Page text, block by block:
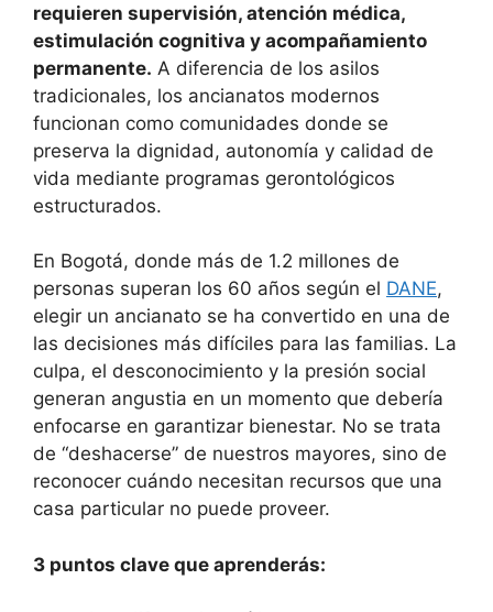
requieren supervisión, atención médica,
estimulación cognitiva y acompañamiento
permanente. A diferencia de los asilos
tradicionales, los ancianatos modernos
funcionan como comunidades donde se
preserva la dignidad, autonomía y calidad de
vida mediante programas gerontológicos
estructurados.
En Bogotá, donde más de 1.2 millones de
personas superan los 60 años según el DANE,
elegir un ancianato se ha convertido en una de
las decisiones más difíciles para las familias. La
culpa, el desconocimiento y la presión social
generan angustia en un momento que debería
enfocarse en garantizar bienestar. No se trata
de “deshacerse” de nuestros mayores, sino de
reconocer cuándo necesitan recursos que una
casa particular no puede proveer.
3 puntos clave que aprenderás: